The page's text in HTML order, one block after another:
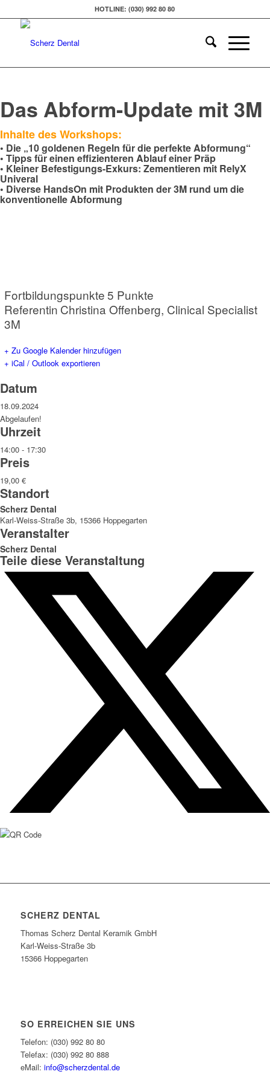
HOTLINE: (030) 992 80 80
Das Abform-Update mit 3M
Inhalte des Workshops:
• Die „10 goldenen Regeln für die perfekte Abformung“
• Tipps für einen effizienteren Ablauf einer Präp
• Kleiner Befestigungs-Exkurs: Zementieren mit RelyX
Univeral
• Diverse HandsOn mit Produkten der 3M rund um die
konventionelle Abformung
Fortbildungspunkte5 Punkte
Referentin Christina Offenberg, Clinical Specialist
3M
+ Zu Google Kalender hinzufügen
+ iCal / Outlook exportieren
Datum
18.09.2024
Abgelaufen!
Uhrzeit
14:00 - 17:30
Preis
19,00 €
Standort
Scherz Dental
Karl-Weiss-Straße 3b, 15366 Hoppegarten
Veranstalter
Scherz Dental
Teile diese Veranstaltung
SCHERZ DENTAL
Thomas Scherz Dental Keramik GmbH
Karl-Weiss-Straße 3b
15366 Hoppegarten
SO ERREICHEN SIE UNS
Telefon: (030) 992 80 80
Telefax: (030) 992 80 888
eMail: info@scherzdental.de